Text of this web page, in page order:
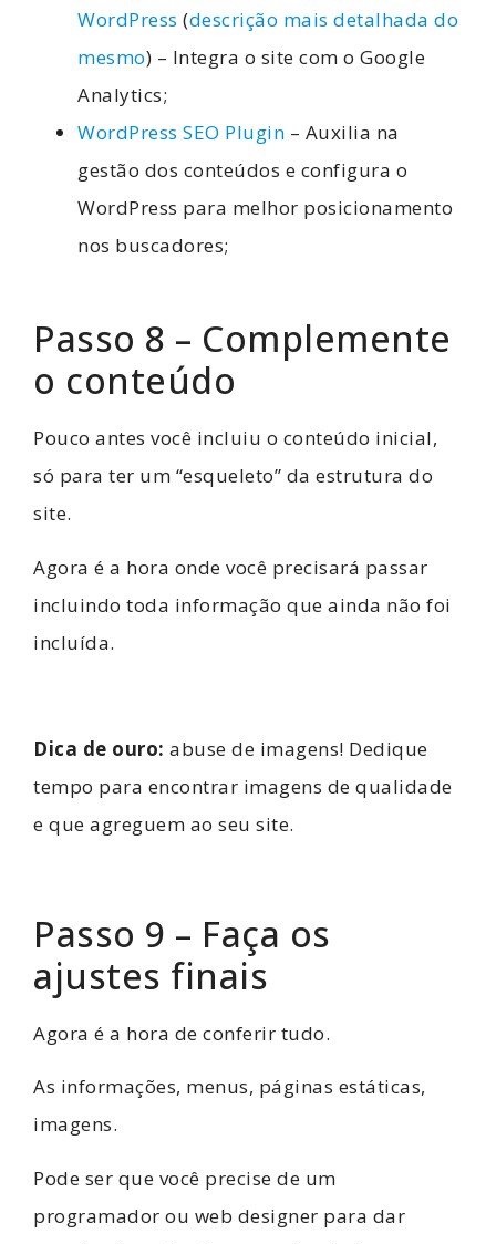
WordPress (descrição mais detalhada do
mesmo) – Integra o site com o Google
Analytics;
WordPress SEO Plugin – Auxilia na
gestão dos conteúdos e configura o
WordPress para melhor posicionamento
nos buscadores;
Passo 8 – Complemente
o conteúdo
Pouco antes você incluiu o conteúdo inicial,
só para ter um “esqueleto” da estrutura do
site.
Agora é a hora onde você precisará passar
incluindo toda informação que ainda não foi
incluída.
Dica de ouro: abuse de imagens! Dedique
tempo para encontrar imagens de qualidade
e que agreguem ao seu site.
Passo 9 – Faça os
ajustes finais
Agora é a hora de conferir tudo.
As informações, menus, páginas estáticas,
imagens.
Pode ser que você precise de um
programador ou web designer para dar